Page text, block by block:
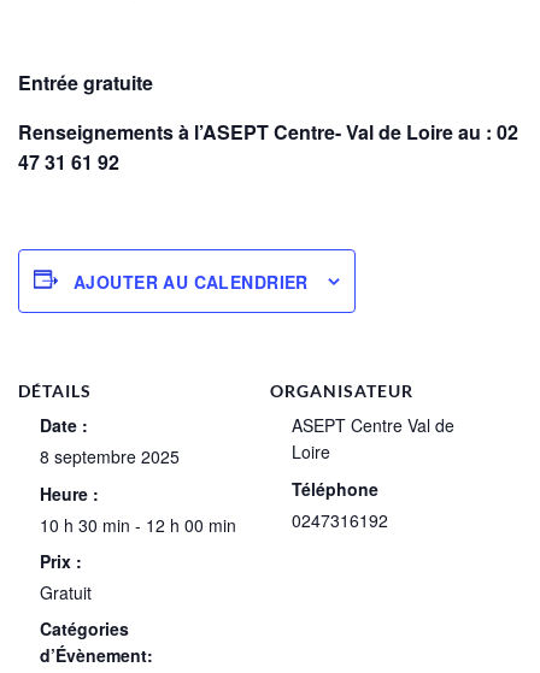
Entrée gratuite
Renseignements à l’ASEPT Centre- Val de Loire au : 02
47 31 61 92
AJOUTER AU CALENDRIER
DÉTAILS
Date :
8 septembre 2025
Heure :
10 h 30 min - 12 h 00 min
Prix :
Gratuit
Catégories
d’Évènement:
ORGANISATEUR
ASEPT Centre Val de
Loire
Téléphone
0247316192